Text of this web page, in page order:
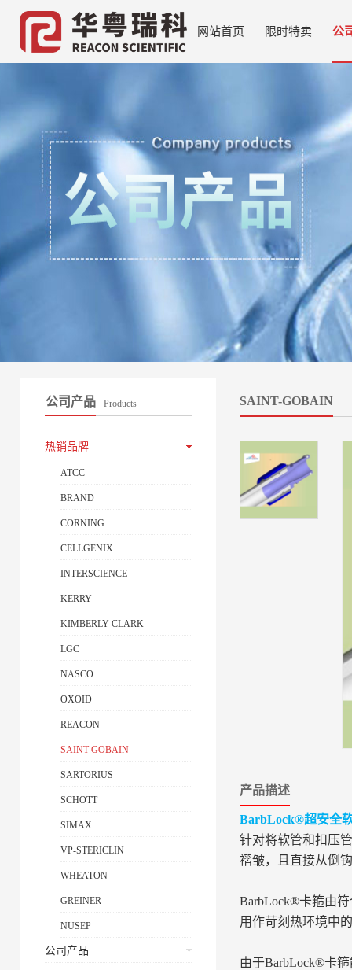
网站首页 限时特卖 公
公司产品 Products
热销品牌
ATCC
BRAND
CORNING
CELLGENIX
INTERSCIENCE
KERRY
KIMBERLY-CLARK
LGC
NASCO
OXOID
REACON
SAINT-GOBAIN
SARTORIUS
SCHOTT
SIMAX
VP-STERICLIN
WHEATON
GREINER
NUSEP
公司产品
SAINT-GOBAIN
产品描述
BarbLock®超安全
针对将软管和扣压
褶皱，且直接从倒
BarbLock®卡箍由
用作苛刻热环境中
由于BarbLock®卡